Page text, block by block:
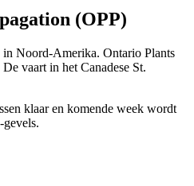
(OPP)
in Noord-Amerika. Ontario Plants
vaart in het Canadese St.
klaar en komende week wordt
gevels.